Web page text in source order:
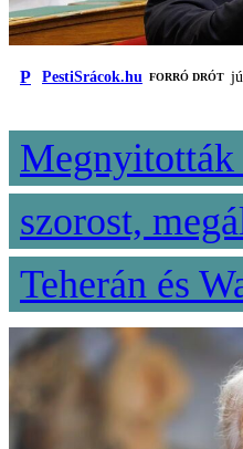
P PestiSrácok.hu FORRÓ DRÓT
szorost,
Teherán és